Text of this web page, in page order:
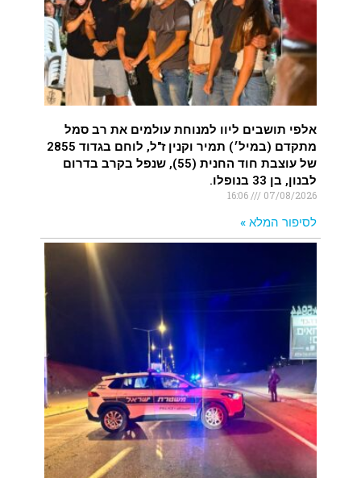
איציק נועם מייסד מקומו ערב ערב נפטר
אלפי תושבים ליוו למנוחת עולמים את רב סמל
מתקדם (במיל׳) תמיר וקנין ז"ל, לוחם בגדוד 2855
של עוצבת חוד החנית (55), שנפל בקרב בדרום
לבנון, בן 33 בנופלו.
07/08/2026
לסיפור המלא »